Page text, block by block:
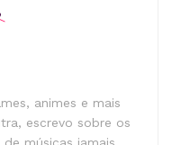
animes e mais
escrevo sobre os
músicas jamais